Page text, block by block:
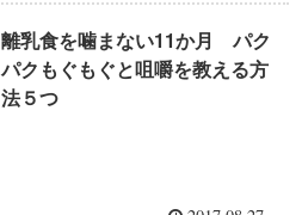
離乳食を噛まない11か月 パク
パクもぐもぐと咀嚼を教える方
法５つ